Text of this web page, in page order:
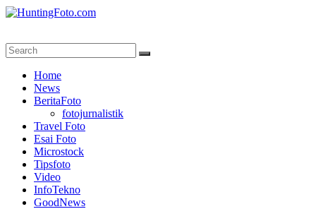
Berita
Fotografi
Terpercaya
Home
News
BeritaFoto
fotojurnalistik
Travel Foto
Esai Foto
Microstock
Tipsfoto
Video
InfoTekno
GoodNews